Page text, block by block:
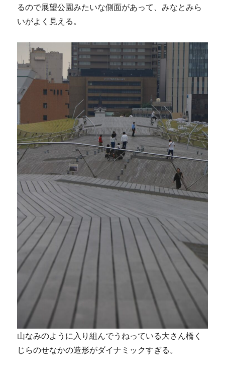
るので展望公園みたいな側面があって、みなとみら
いがよく見える。
山なみのように入り組んでうねっている大さん橋く
じらのせなかの造形がダイナミックすぎる。